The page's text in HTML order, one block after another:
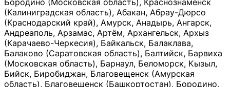
Бородино (Московская область), Краснознаменск
(Калиниградская область), Абакан, Абрау-Дюрсо
(Краснодарский край), Амурск, Анадырь, Ангарск,
Андреаполь, Арзамас, Артём, Архангельск, Архыз
(Карачаево-Черкесия), Байкальск, Балаклава,
Балаково (Саратовская область), Балтийск, Барвиха
(Московская область), Барнаул, Беломорск, Кызыл,
Бийск, Биробиджан, Благовещенск (Амурская
область), Благовещенск (Башкортостан), Бородино,